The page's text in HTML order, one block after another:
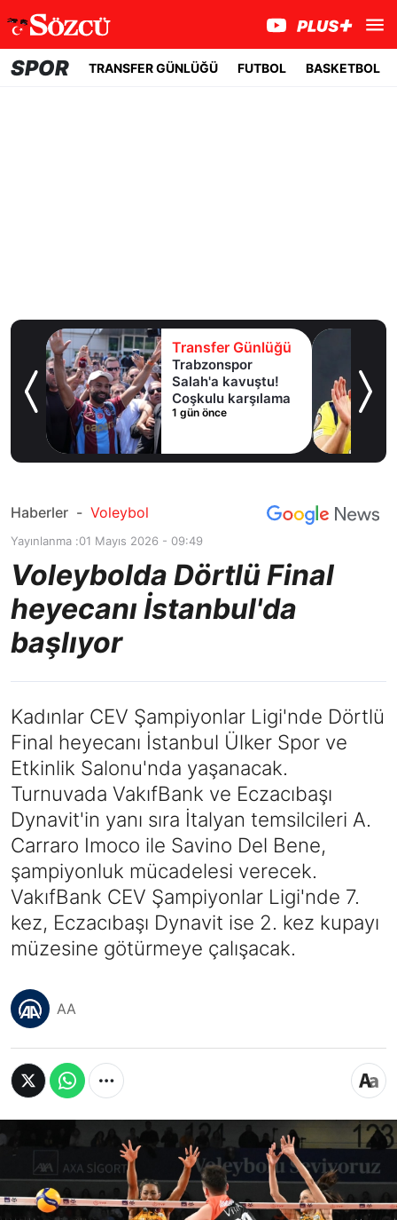
SPOR TRANSFER GÜNLÜĞÜ FUTBOL BASKETBOL
Transfer Günlüğü
Trabzonspor
Salah'a kavuştu!
Coşkulu karşılama
1 gün önce
Haberler - Voleybol
Yayınlanma :01 Mayıs 2026 - 09:49
Voleybolda Dörtlü Final
heyecanı İstanbul'da
başlıyor
Kadınlar CEV Şampiyonlar Ligi'nde Dörtlü
Final heyecanı İstanbul Ülker Spor ve
Etkinlik Salonu'nda yaşanacak.
Turnuvada VakıfBank ve Eczacıbaşı
Dynavit'in yanı sıra İtalyan temsilcileri A.
Carraro Imoco ile Savino Del Bene,
şampiyonluk mücadelesi verecek.
VakıfBank CEV Şampiyonlar Ligi'nde 7.
kez, Eczacıbaşı Dynavit ise 2. kez kupayı
müzesine götürmeye çalışacak.
AA